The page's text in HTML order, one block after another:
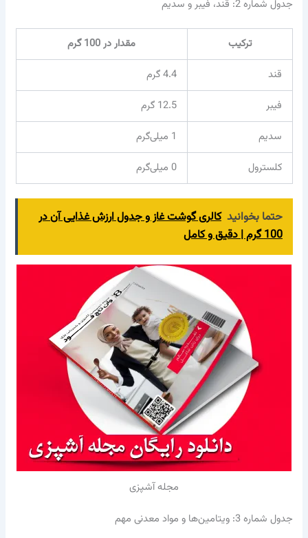
جدول شماره 2: قند، فیبر و سدیم
ترکیب
مقدار در 100 گرم
قند
4.4 گرم
فیبر
12.5 گرم
سدیم
1 میلی‌گرم
کلسترول
0 میلی‌گرم
حتما بخوانید کالری گوشت غاز و جدول ارزش غذایی آن در
100 گرم | دقیق و کامل
مجله آشپزی
جدول شماره 3: ویتامین‌ها و مواد معدنی مهم